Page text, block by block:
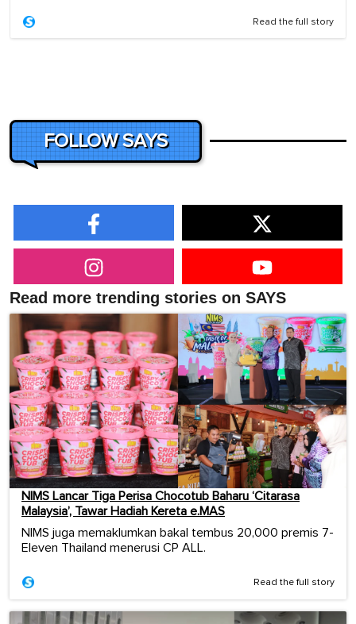
Read the full story
FOLLOW SAYS
Read more trending stories on SAYS
NIMS Lancar Tiga Perisa Chocotub Baharu ‘Citarasa
Malaysia’, Tawar Hadiah Kereta e.MAS
NIMS juga memaklumkan bakal tembus 20,000 premis 7-
Eleven Thailand menerusi CP ALL.
Read the full story